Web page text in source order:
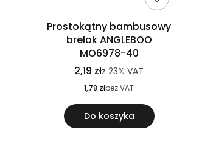
Prostokątny bambusowy
brelok ANGLEBOO
MO6978-40
2,19 złz23% VAT
1,78 złbez VAT
Do koszyka